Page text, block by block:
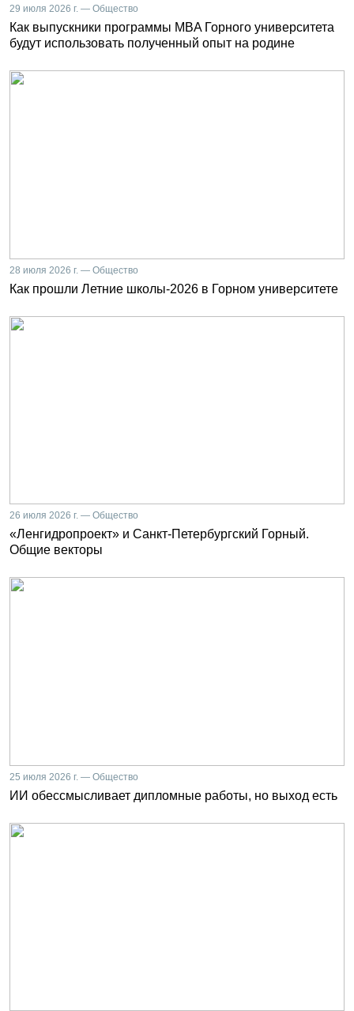
29 июля 2026 г. — Общество
Как выпускники программы MBA Горного университета
будут использовать полученный опыт на родине
28 июля 2026 г. — Общество
Как прошли Летние школы-2026 в Горном университете
26 июля 2026 г. — Общество
«Ленгидропроект» и Санкт-Петербургский Горный.
Общие векторы
25 июля 2026 г. — Общество
ИИ обессмысливает дипломные работы, но выход есть